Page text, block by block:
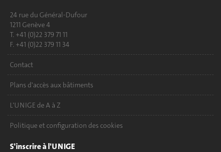
24 rue du Général-Dufour
1211 Genève 4
T. +41 (0)22 379 71 11
F. +41 (0)22 379 11 34
Contact
Plans d'accès aux bâtiments
L'UNIGE de A à Z
Politique et configuration des cookies
S'inscrire à l'UNIGE